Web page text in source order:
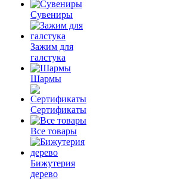
Сувениры
Зажим для
галстука
Шармы
Сертификаты
Все товары
Бижутерия
дерево